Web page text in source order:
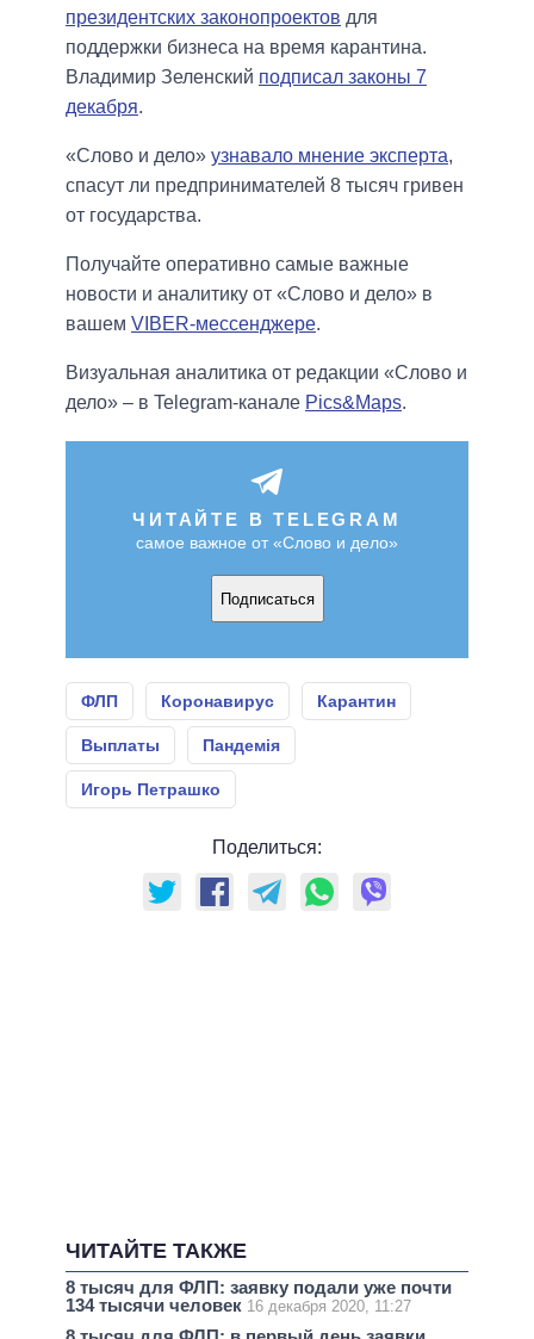
президентских законопроектов для
поддержки бизнеса на время карантина.
Владимир Зеленский подписал законы 7
декабря.
«Слово и дело» узнавало мнение эксперта,
спасут ли предпринимателей 8 тысяч гривен
от государства.
Получайте оперативно самые важные
новости и аналитику от «Слово и дело» в
вашем VIBER-мессенджере.
Визуальная аналитика от редакции «Слово и
дело» – в Telegram-канале Pics&Maps.
ЧИТАЙТЕ В TELEGRAM
самое важное от «Слово и дело»
Подписаться
ФЛП Коронавирус Карантин
Выплаты Пандемія
Игорь Петрашко
Поделиться:
ЧИТАЙТЕ ТАКЖЕ
8 тысяч для ФЛП: заявку подали уже почти
134 тысячи человек 16 декабря 2020, 11:27